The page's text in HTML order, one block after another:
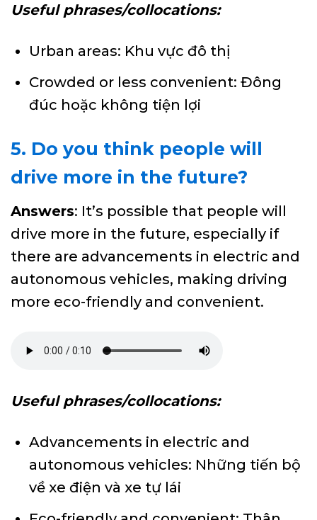
Useful phrases/collocations:
Urban areas: Khu vực đô thị
Crowded or less convenient: Đông
đúc hoặc không tiện lợi
5. Do you think people will
drive more in the future?
Answers: It’s possible that people will
drive more in the future, especially if
there are advancements in electric and
autonomous vehicles, making driving
more eco-friendly and convenient.
Useful phrases/collocations:
Advancements in electric and
autonomous vehicles: Những tiến bộ
về xe điện và xe tự lái